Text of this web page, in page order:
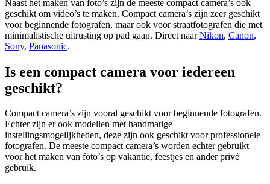
Naast het maken van foto’s zijn de meeste compact camera’s ook
geschikt om video’s te maken. Compact camera’s zijn zeer geschikt
voor beginnende fotografen, maar ook voor straatfotografen die met
minimalistische uitrusting op pad gaan. Direct naarNikon, Canon,
Sony, Panasonic.
Is een compact camera voor iedereen
geschikt?
Compact camera’s zijn vooral geschikt voor beginnende fotografen.
Echter zijn er ook modellen met handmatige
instellingsmogelijkheden, deze zijn ook geschikt voor professionele
fotografen. De meeste compact camera’s worden echter gebruikt
voor het maken van foto’s op vakantie, feestjes en ander privé
gebruik.